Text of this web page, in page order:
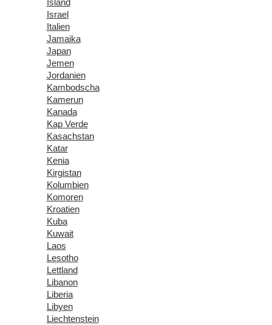
Island
Israel
Italien
Jamaika
Japan
Jemen
Jordanien
Kambodscha
Kamerun
Kanada
Kap Verde
Kasachstan
Katar
Kenia
Kirgistan
Kolumbien
Komoren
Kroatien
Kuba
Kuwait
Laos
Lesotho
Lettland
Libanon
Liberia
Libyen
Liechtenstein